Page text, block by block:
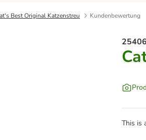
Best Original Katzenstreu Kundenbewertung
This is